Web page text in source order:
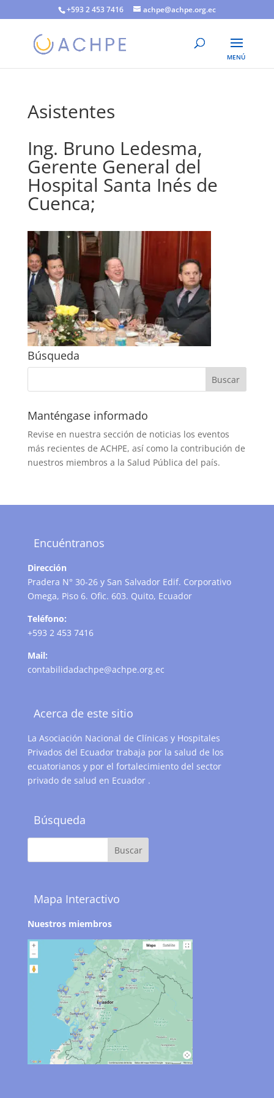
+593 2 453 7416 achpe@achpe.org.ec
Asistentes
Ing. Bruno Ledesma,
Gerente General del
Hospital Santa Inés de
Cuenca;
Búsqueda
Manténgase informado
Revise en nuestra sección de noticias los eventos
más recientes de ACHPE, así como la contribución de
nuestros miembros a la Salud Pública del país.
Encuéntranos
Dirección
Pradera N° 30-26 y San Salvador Edif. Corporativo
Omega, Piso 6. Ofic. 603. Quito, Ecuador
Teléfono:
+593 2 453 7416
Mail:
contabilidadachpe@achpe.org.ec
Acerca de este sitio
La Asociación Nacional de Clínicas y Hospitales
Privados del Ecuador trabaja por la salud de los
ecuatorianos y por el fortalecimiento del sector
privado de salud en Ecuador .
Búsqueda
Mapa Interactivo
Nuestros miembros